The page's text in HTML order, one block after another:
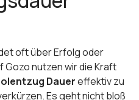
oft über Erfolg oder
nutzen wir die Kraft
Dauereffektiv zu
Es geht nicht bloß